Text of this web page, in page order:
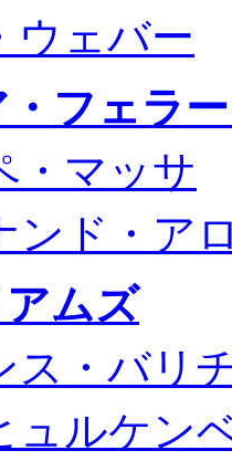
ウェバー
フェラ
・マッサ
ンド・ア
ムズ
ス・バリ
ュルケン